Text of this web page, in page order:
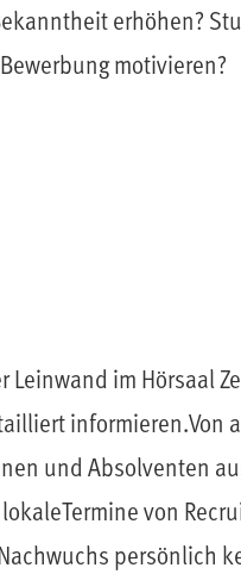
erhöhen?
motivieren?
Leinwand im Hörsaal
informieren.Von
und Absolventen
von
persönlich